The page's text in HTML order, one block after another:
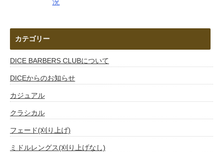
カテゴリー
DICE BARBERS CLUBについて
DICEからのお知らせ
カジュアル
クラシカル
フェード(刈り上げ)
ミドルレングス(刈り上げなし)